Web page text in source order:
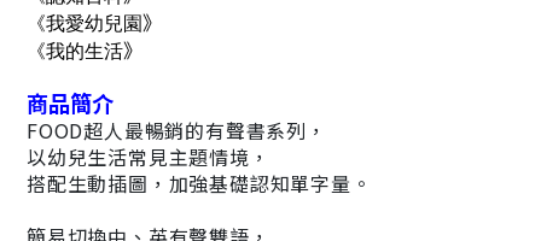
《我愛幼兒園》
《我的生活》
商品簡介
FOOD超人最暢銷的有聲書系列，
以幼兒生活常見主題情境，
搭配生動插圖，加強基礎認知單字量。